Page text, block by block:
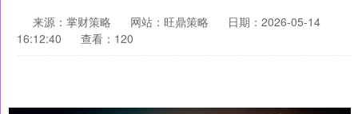
来源：掌财策略 网站：旺鼎策略
日期：2026-05-14
16:12:40
查看：120